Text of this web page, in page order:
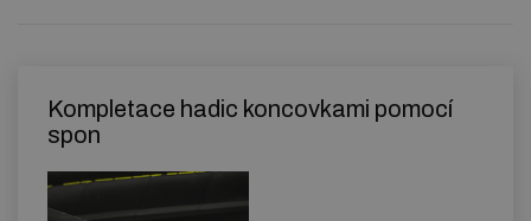
Kompletace hadic koncovkami pomocí
spon